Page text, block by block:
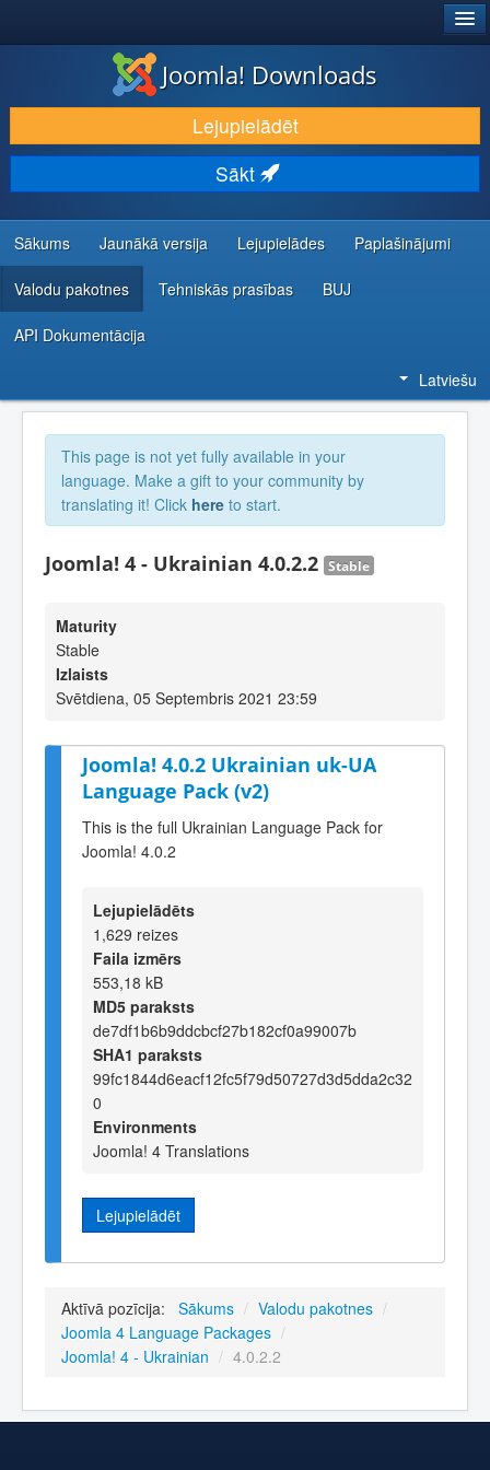
LEJUPIELĀDĒT UN PAPLAŠINĀT
ATKLĀJ UN IEMĀCIES
KOPIENA UN ATBALSTS
IZSTRĀDĀTĀJU RESURSI
Joomla! Downloads
Lejupielādēt
Sākt
Sākums Jaunākā versija Lejupielādes Paplašinājumi
Valodu pakotnes Tehniskās prasības BUJ
API Dokumentācija
Latviešu
This page is not yet fully available in your
language. Make a gift to your community by
translating it! Click here to start.
Joomla! 4 - Ukrainian 4.0.2.2 Stable
Maturity
Stable
Izlaists
Svētdiena, 05 Septembris 2021 23:59
Joomla! 4.0.2 Ukrainian uk-UA
Language Pack (v2)
This is the full Ukrainian Language Pack for
Joomla! 4.0.2
Lejupielādēts
1,629 reizes
Faila izmērs
553,18 kB
MD5 paraksts
de7df1b6b9ddcbcf27b182cf0a99007b
SHA1 paraksts
99fc1844d6eacf12fc5f79d50727d3d5dda2c32
0
Environments
Joomla! 4 Translations
Lejupielādēt
Aktīvā pozīcija: Sākums / Valodu pakotnes /
Joomla 4 Language Packages /
Joomla! 4 - Ukrainian / 4.0.2.2